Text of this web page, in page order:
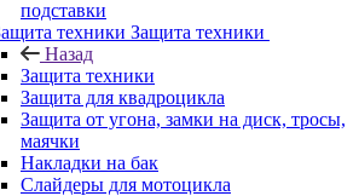
подставки
Защита техники
Назад
Защита техники
Защита для квадроцикла
Защита от угона, замки на диск, тросы,
маячки
Накладки на бак
Слайдеры для мотоцикла